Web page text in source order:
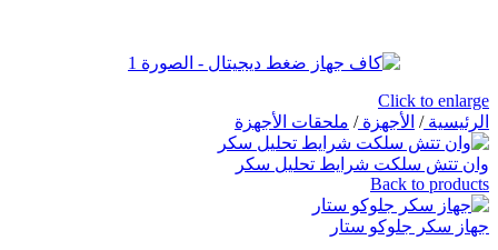
Click to enlarge
الرئيسية/ الأجهزة/ ملحقات الأجهزة
وان تتش سلكت شرايط تحليل سكر
Back to products
جهاز سكر جلوكو ستار